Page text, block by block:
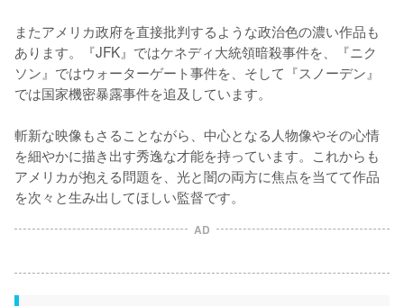
またアメリカ政府を直接批判するような政治色の濃い作品も
あります。『JFK』ではケネディ大統領暗殺事件を、『ニク
ソン』ではウォーターゲート事件を、そして『スノーデン』
では国家機密暴露事件を追及しています。
斬新な映像もさることながら、中心となる人物像やその心情
を細やかに描き出す秀逸な才能を持っています。これからも
アメリカが抱える問題を、光と闇の両方に焦点を当てて作品
を次々と生み出してほしい監督です。
AD